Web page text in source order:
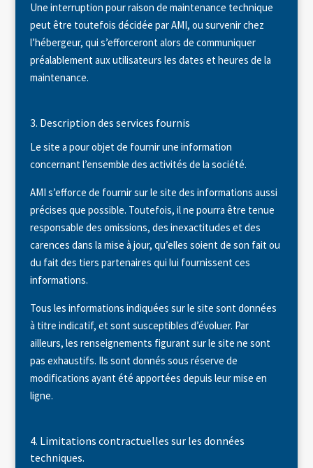
Une interruption pour raison de maintenance technique
peut être toutefois décidée par AMI, ou survenir chez
l’hébergeur, qui s’efforceront alors de communiquer
préalablement aux utilisateurs les dates et heures de la
maintenance.
3. Description des services fournis
Le site a pour objet de fournir une information
concernant l’ensemble des activités de la société.
AMI s’efforce de fournir sur le site des informations aussi
précises que possible. Toutefois, il ne pourra être tenue
responsable des omissions, des inexactitudes et des
carences dans la mise à jour, qu’elles soient de son fait ou
du fait des tiers partenaires qui lui fournissent ces
informations.
Tous les informations indiquées sur le site sont données
à titre indicatif, et sont susceptibles d’évoluer. Par
ailleurs, les renseignements figurant sur le site ne sont
pas exhaustifs. Ils sont donnés sous réserve de
modifications ayant été apportées depuis leur mise en
ligne.
4. Limitations contractuelles sur les données
techniques.